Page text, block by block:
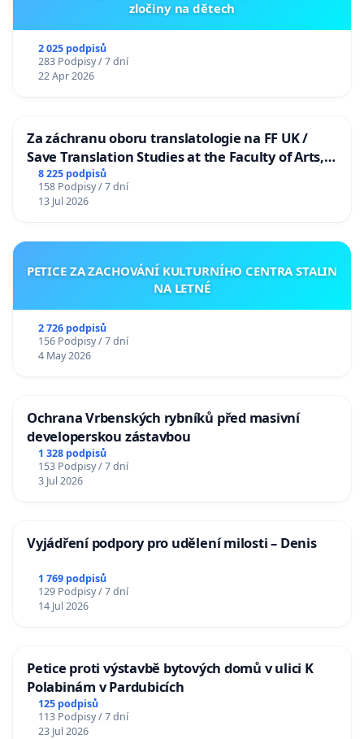
zločiny na dětech
2 025 podpisů
283 Podpisy / 7 dní
22 Apr 2026
Za záchranu oboru translatologie na FF UK /
Save Translation Studies at the Faculty of Arts,
Charles University
8 225 podpisů
158 Podpisy / 7 dní
13 Jul 2026
PETICE ZA ZACHOVÁNÍ KULTURNÍHO CENTRA STALIN
NA LETNÉ
2 726 podpisů
156 Podpisy / 7 dní
4 May 2026
Ochrana Vrbenských rybníků před masivní
developerskou zástavbou
1 328 podpisů
153 Podpisy / 7 dní
3 Jul 2026
Vyjádření podpory pro udělení milosti – Denis
1 769 podpisů
129 Podpisy / 7 dní
14 Jul 2026
Petice proti výstavbě bytových domů v ulici K
Polabinám v Pardubicích
125 podpisů
113 Podpisy / 7 dní
23 Jul 2026